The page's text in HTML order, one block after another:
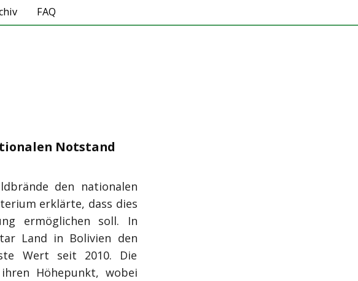
FAQ
Notstand
den nationalen
erklärte, dass dies
ermöglichen soll. In
Land in Bolivien den
Wert seit 2010. Die
Höhepunkt, wobei